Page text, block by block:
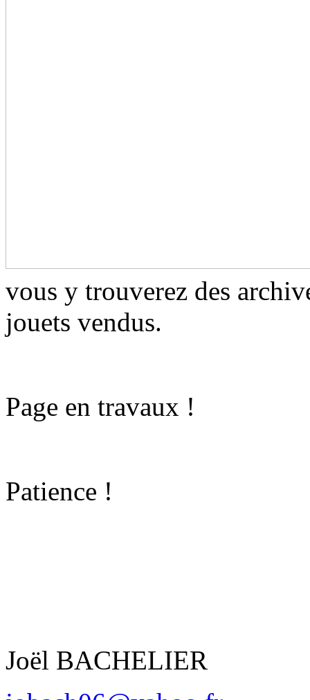
vous y trouverez des
jouets vendus.
Page en travaux !
Patience !
Joël BACHELIER